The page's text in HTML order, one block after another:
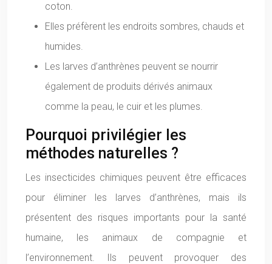
coton.
Elles préfèrent les endroits sombres, chauds et
humides.
Les larves d’anthrènes peuvent se nourrir
également de produits dérivés animaux
comme la peau, le cuir et les plumes.
Pourquoi privilégier les
méthodes naturelles ?
Les insecticides chimiques peuvent être efficaces
pour éliminer les larves d’anthrènes, mais ils
présentent des risques importants pour la santé
humaine, les animaux de compagnie et
l’environnement. Ils peuvent provoquer des